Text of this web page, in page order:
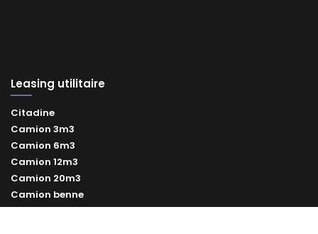
Leasing utilitaire
Citadine
Camion 3m3
Camion 6m3
Camion 12m3
Camion 20m3
Camion benne
Camion frigorifique